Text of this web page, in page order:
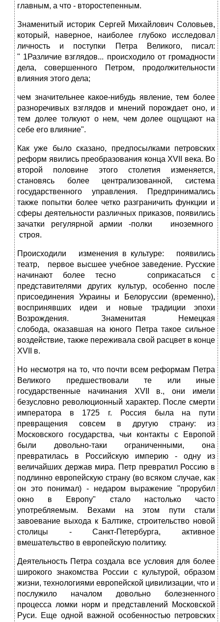
главным, а что - второстепенным.
Знаменитый историк Сергей Михайлович Соловьев,
который, наверное, наиболее глубоко исследовал
личность и поступки Петра Великого, писал:
" 1Различие взглядов... происходило от громадности
дела, совершенного Петром, продолжительности
влияния этого дела;
чем значительнее какое-нибудь явление, тем более
разноречивых взглядов и мнений порождает оно, и
тем долее толкуют о нем, чем долее ощущают на
себе его влияние".
Как уже было сказано, предпосылками петровских
реформ явились преобразования конца XVII века. Во
второй половине этого столетия изменяется,
становясь более централизованной, система
государственного управления. Предпринимались
также попытки более четко разграничить функции и
сферы деятельности различных приказов, появились
зачатки регулярной армии -полки иноземного
строя.
Происходили изменения в культуре: появились
театр, первое высшее учебное заведение. Русские
начинают более тесно соприкасаться с
представителями других культур, особенно после
присоединения Украины и Белоруссии (временно),
воспринявших идеи и новые традиции эпохи
Возрождения. Знаменитая Немецкая
слобода, оказавшая на юного Петра такое сильное
воздействие, также переживала свой расцвет в конце
XVII в.
Но несмотря на то, что почти всем реформам Петра
Великого предшествовали те или иные
государственные начинания XVII в., они имели
безусловно революционный характер. После смерти
императора в 1725 г. Россия была на пути
превращения совсем в другую страну: из
Московского государства, чьи контакты с Европой
были довольно-таки ограниченными, она
превратилась в Российскую империю - одну из
величайших держав мира. Петр превратил Россию в
подлинно европейскую страну (во всяком случае, как
он это понимал) - недаром выражение "прорубил
окно в Европу" стало настолько часто
употребляемым. Вехами на этом пути стали
завоевание выхода к Балтике, строительство новой
столицы - Санкт-Петербурга, активное
вмешательство в европейскую политику.
Деятельность Петра создала все условия для более
широкого знакомства России с культурой, образом
жизни, технологиями европейской цивилизации, что и
послужило началом довольно болезненного
процесса ломки норм и представлений Московской
Руси. Еще одной важной особенностью петровских